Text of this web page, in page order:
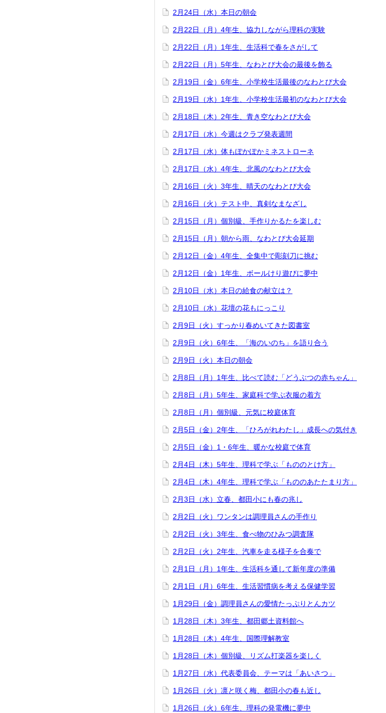
2月24日（水）本日の朝会
2月22日（月）4年生、協力しながら理科の実験
2月22日（月）1年生、生活科で春をさがして
2月22日（月）5年生、なわとび大会の最後を飾る
2月19日（金）6年生、小学校生活最後のなわとび大会
2月19日（水）1年生、小学校生活最初のなわとび大会
2月18日（木）2年生、青き空なわとび大会
2月17日（水）今週はクラブ発表週間
2月17日（水）体もぽかぽかミネストローネ
2月17日（水）4年生、北風のなわとび大会
2月16日（火）3年生、晴天のなわとび大会
2月16日（火）テスト中、真剣なまなざし
2月15日（月）個別級、手作りかるたを楽しむ
2月15日（月）朝から雨、なわとび大会延期
2月12日（金）4年生、全集中で彫刻刀に挑む
2月12日（金）1年生、ボールけり遊びに夢中
2月10日（水）本日の給食の献立は？
2月10日（水）花壇の花もにっこり
2月9日（火）すっかり春めいてきた図書室
2月9日（火）6年生、「海のいのち」を語り合う
2月9日（火）本日の朝会
2月8日（月）1年生、比べて読む「どうぶつの赤ちゃん」
2月8日（月）5年生、家庭科で学ぶ衣服の着方
2月8日（月）個別級、元気に校庭体育
2月5日（金）2年生、「ひろがれわたし」成長への気付き
2月5日（金）1・6年生、暖かな校庭で体育
2月4日（木）5年生、理科で学ぶ「もののとけ方」
2月4日（木）4年生、理科で学ぶ「もののあたたまり方」
2月3日（水）立春、都田小にも春の兆し
2月2日（火）ワンタンは調理員さんの手作り
2月2日（火）3年生、食べ物のひみつ調査隊
2月2日（火）2年生、汽車を走る様子を合奏で
2月1日（月）1年生、生活科を通して新年度の準備
2月1日（月）6年生、生活習慣病を考える保健学習
1月29日（金）調理員さんの愛情たっぷりとんカツ
1月28日（木）3年生、都田郷土資料館へ
1月28日（木）4年生、国際理解教室
1月28日（木）個別級、リズム打楽器を楽しく
1月27日（水）代表委員会、テーマは「あいさつ」
1月26日（火）凛と咲く梅、都田小の春も近し
1月26日（火）6年生、理科の発電機に夢中